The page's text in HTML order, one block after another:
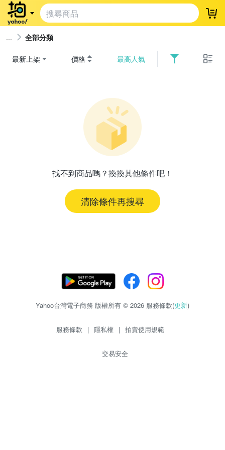
登
全部分類
最新上架 價格 最高人氣
找不到商品嗎？換換其他條件吧！
清除條件再搜尋
Yahoo台灣電子商務 版權所有 © 2026 服務條款(更新)
服務條款 | 隱私權 | 拍賣使用規範
交易安全